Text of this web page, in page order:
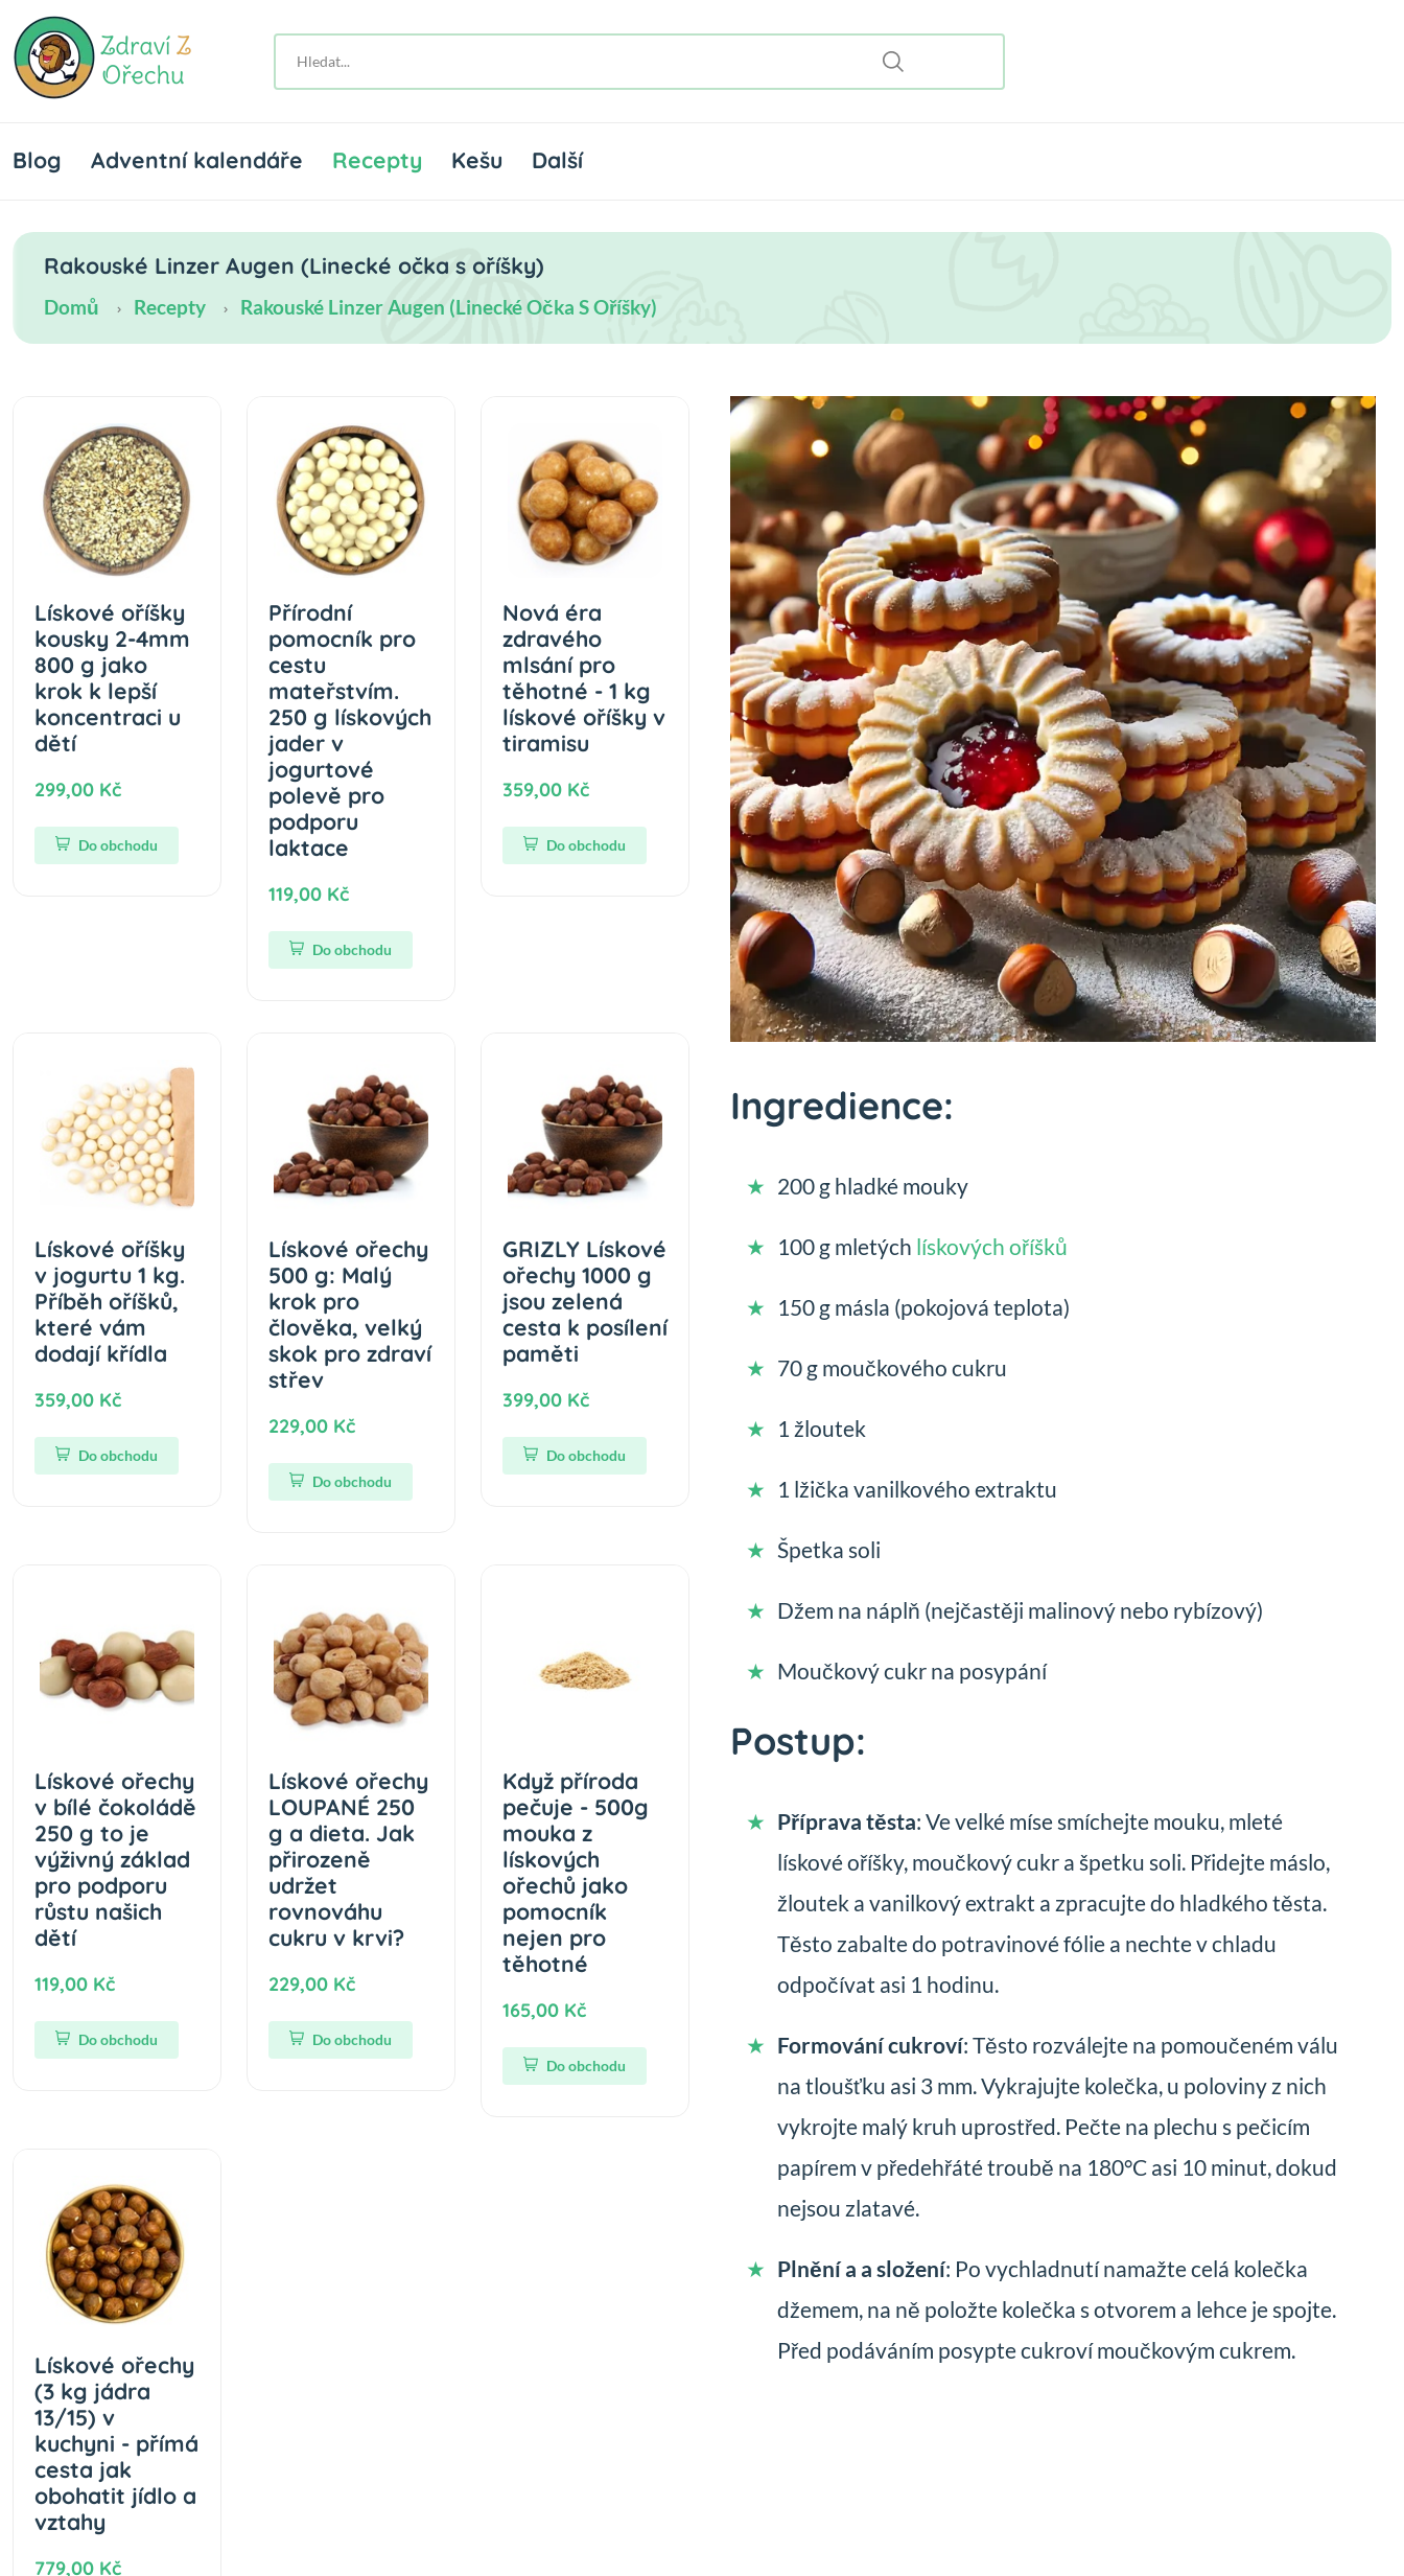
Blog Adventní kalendáře Recepty Kešu Další
Rakouské Linzer Augen (Linecké očka s oříšky)
Domů Recepty Rakouské Linzer Augen (Linecké Očka S Oříšky)
Ingredience:
200 g hladké mouky
100 g mletých lískových oříšků
150 g másla (pokojová teplota)
70 g moučkového cukru
1 žloutek
1 lžička vanilkového extraktu
Špetka soli
Džem na náplň (nejčastěji malinový nebo rybízový)
Moučkový cukr na posypání
Postup:
Příprava těsta: Ve velké míse smíchejte mouku, mleté
lískové oříšky, moučkový cukr a špetku soli. Přidejte máslo,
žloutek a vanilkový extrakt a zpracujte do hladkého těsta.
Těsto zabalte do potravinové fólie a nechte v chladu
odpočívat asi 1 hodinu.
Formování cukroví: Těsto rozválejte na pomoučeném válu
na tloušťku asi 3 mm. Vykrajujte kolečka, u poloviny z nich
vykrojte malý kruh uprostřed. Pečte na plechu s pečicím
papírem v předehřáté troubě na 180°C asi 10 minut, dokud
nejsou zlatavé.
Plnění a a složení: Po vychladnutí namažte celá kolečka
džemem, na ně položte kolečka s otvorem a lehce je spojte.
Před podáváním posypte cukroví moučkovým cukrem.
Lískové oříšky
kousky 2-4mm
800 g jako
krok k lepší
koncentraci u
dětí
299,00 Kč
Do obchodu
Přírodní
pomocník pro
cestu
mateřstvím.
250 g lískových
jader v
jogurtové
polevě pro
podporu
laktace
119,00 Kč
Do obchodu
Nová éra
zdravého
mlsání pro
těhotné - 1 kg
lískové oříšky v
tiramisu
359,00 Kč
Do obchodu
Lískové oříšky
v jogurtu 1 kg.
Příběh oříšků,
které vám
dodají křídla
359,00 Kč
Do obchodu
Lískové ořechy
500 g: Malý
krok pro
člověka, velký
skok pro zdraví
střev
229,00 Kč
Do obchodu
GRIZLY Lískové
ořechy 1000 g
jsou zelená
cesta k posílení
paměti
399,00 Kč
Do obchodu
Lískové ořechy
v bílé čokoládě
250 g to je
výživný základ
pro podporu
růstu našich
dětí
119,00 Kč
Do obchodu
Lískové ořechy
LOUPANÉ 250
g a dieta. Jak
přirozeně
udržet
rovnováhu
cukru v krvi?
229,00 Kč
Do obchodu
Když příroda
pečuje - 500g
mouka z
lískových
ořechů jako
pomocník
nejen pro
těhotné
165,00 Kč
Do obchodu
Lískové ořechy
(3 kg jádra
13/15) v
kuchyni - přímá
cesta jak
obohatit jídlo a
vztahy
779,00 Kč